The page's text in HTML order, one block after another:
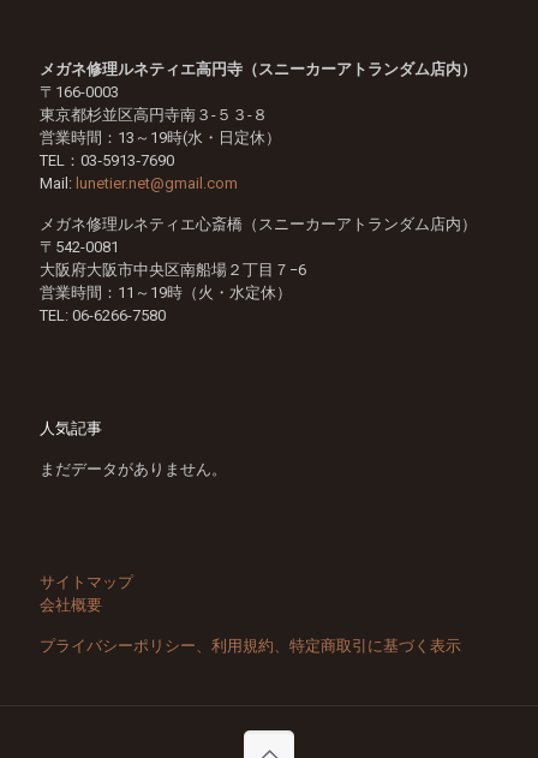
メガネ修理ルネティエ高円寺（スニーカーアトランダム店内）
〒166-0003
東京都杉並区高円寺南３-５３-８
営業時間：13～19時(水・日定休）
TEL：03‐5913‐7690
Mail: lunetier.net@gmail.com
メガネ修理ルネティエ心斎橋（スニーカーアトランダム店内）
〒542-0081
大阪府大阪市中央区南船場２丁目７−6
営業時間：11～19時（火・水定休）
TEL: 06-6266-7580
人気記事
まだデータがありません。
サイトマップ
会社概要
プライバシーポリシー、利用規約、特定商取引に基づく表示